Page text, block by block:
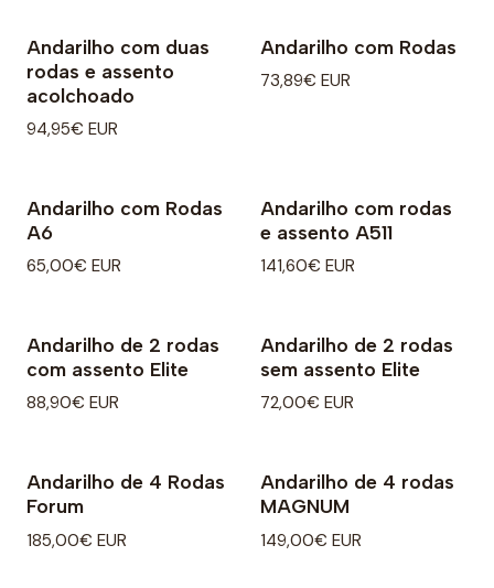
Andarilho com duas
rodas e assento
acolchoado
94,95€ EUR
Andarilho com Rodas
73,89€ EUR
Andarilho com Rodas
A6
65,00€ EUR
Andarilho com rodas
e assento A511
141,60€ EUR
Andarilho de 2 rodas
com assento Elite
88,90€ EUR
Andarilho de 2 rodas
sem assento Elite
72,00€ EUR
Andarilho de 4 Rodas
Forum
185,00€ EUR
Andarilho de 4 rodas
MAGNUM
149,00€ EUR